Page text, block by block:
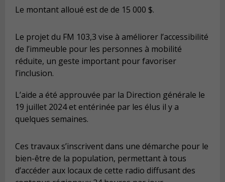
Le montant alloué est de de 15 000 $.
Le projet du FM 103,3 vise à améliorer l’accessibilité
de l’immeuble pour les personnes à mobilité
réduite, un geste important pour favoriser
l’inclusion.
L’aide a été approuvée par la Direction générale le
19 juillet 2024 et entérinée par les élus il y a
quelques semaines.
Ces travaux s’inscrivent dans une démarche pour le
bien-être de la population, permettant à tous
d’accéder aux locaux de cette radio diffusant des